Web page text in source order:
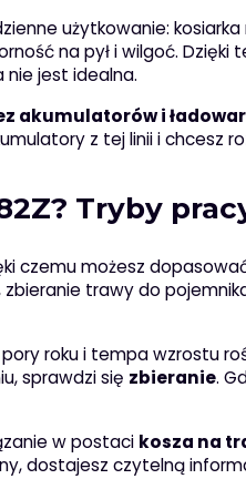
użytkowanie:
na pył i wilgoć.
jest idealna.
akumulatorów i
z tej linii i
Tryby
czemu możesz
zbieranie trawy do
roku i tempa wzrostu
sprawdzi się zbieranie.
w postaci kosza na
dostajesz czytelną